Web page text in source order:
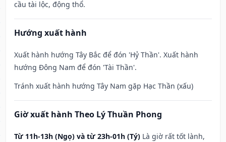
cầu tài lộc, động thổ.
Hướng xuất hành
Xuất hành hướng Tây Bắc để đón 'Hỷ Thần'. Xuất hành
hướng Đông Nam để đón 'Tài Thần'.
Tránh xuất hành hướng Tây Nam gặp Hạc Thần (xấu)
Giờ xuất hành Theo Lý Thuần Phong
Từ 11h-13h (Ngọ) và từ 23h-01h (Tý) Là giờ rất tốt lành,